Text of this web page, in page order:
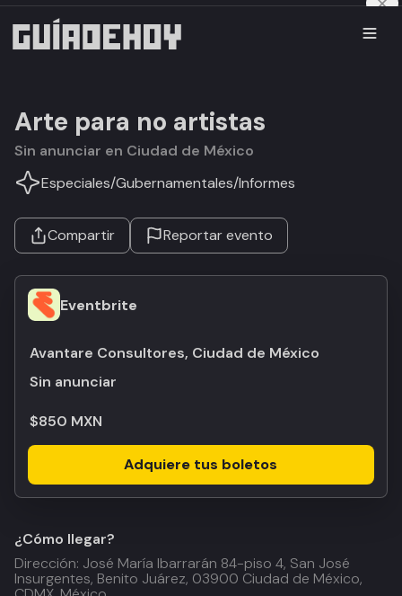
Arte para no artistas
Sin anunciar en Ciudad de México
Especiales/Gubernamentales/Informes
Compartir Reportar evento
Eventbrite
Avantare Consultores, Ciudad de México
Sin anunciar
$850 MXN
Adquiere tus boletos
¿Cómo llegar?
Dirección: José María Ibarrarán 84-piso 4, San José
Insurgentes, Benito Juárez, 03900 Ciudad de México,